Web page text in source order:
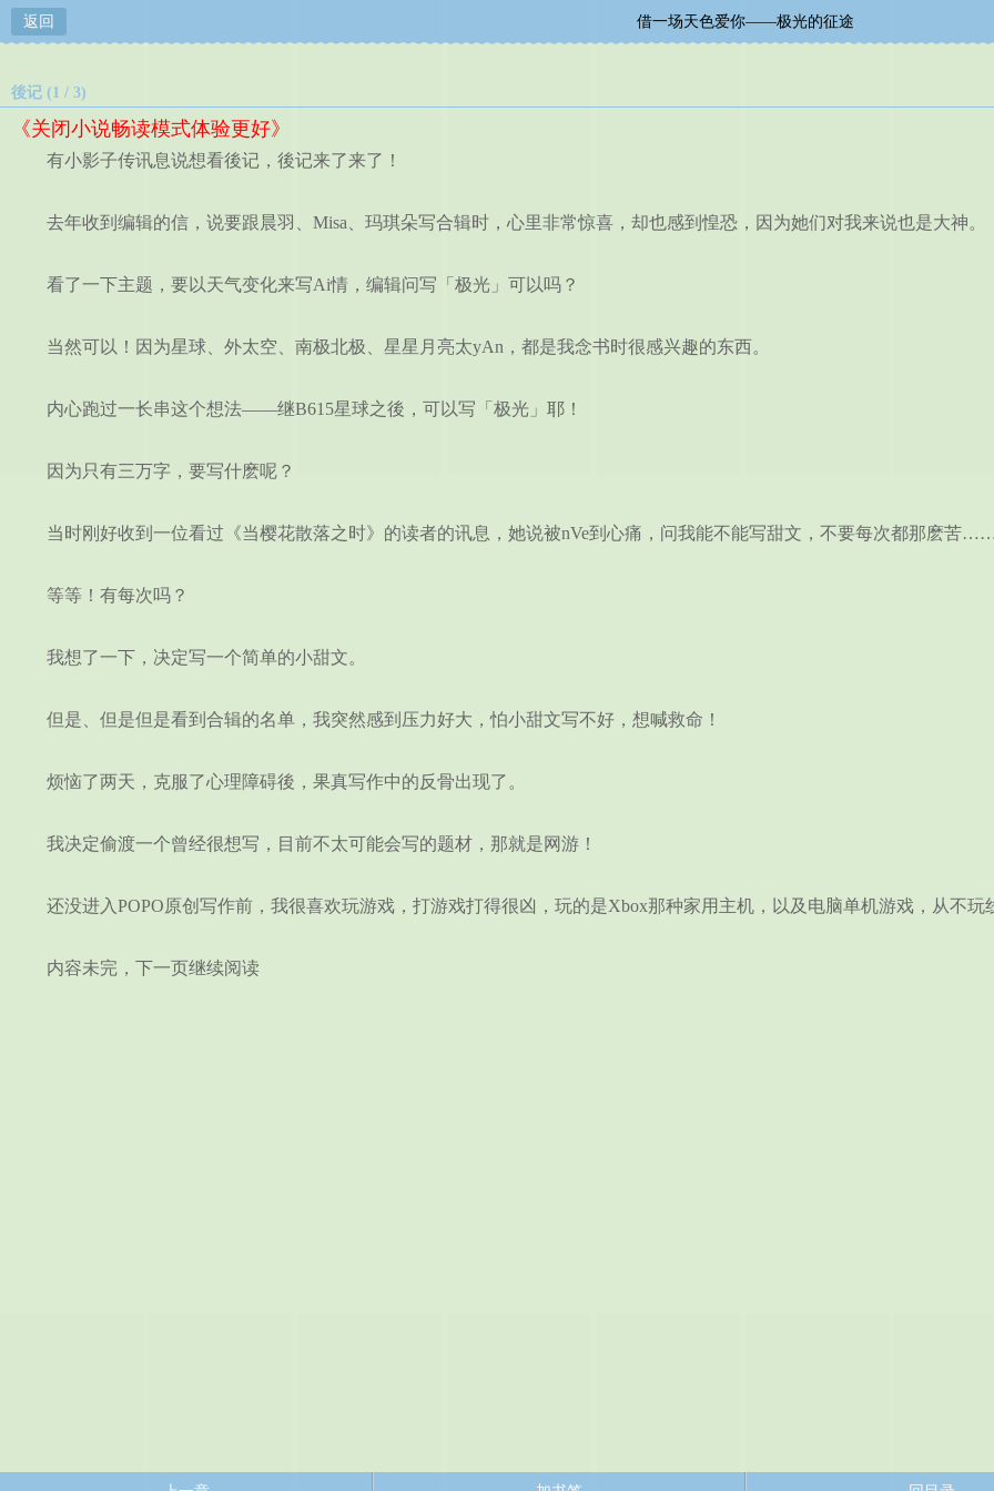
返回 借一场天色爱你——极光的征途
後记 (1 / 3)
《关闭小说畅读模式体验更好》
有小影子传讯息说想看後记，後记来了来了！
去年收到编辑的信，说要跟晨羽、Misa、玛琪朵写合辑时，心里非常惊喜，却也感到惶恐，因为她们对我来说也是大神。
看了一下主题，要以天气变化来写Ai情，编辑问写「极光」可以吗？
当然可以！因为星球、外太空、南极北极、星星月亮太yAn，都是我念书时很感兴趣的东西。
内心跑过一长串这个想法——继B615星球之後，可以写「极光」耶！
因为只有三万字，要写什麽呢？
当时刚好收到一位看过《当樱花散落之时》的读者的讯息，她说被nVe到心痛，问我能不能写甜文，不要每次都那麽苦……
等等！有每次吗？
我想了一下，决定写一个简单的小甜文。
但是、但是但是看到合辑的名单，我突然感到压力好大，怕小甜文写不好，想喊救命！
烦恼了两天，克服了心理障碍後，果真写作中的反骨出现了。
我决定偷渡一个曾经很想写，目前不太可能会写的题材，那就是网游！
还没进入POPO原创写作前，我很喜欢玩游戏，打游戏打得很凶，玩的是Xbox那种家用主机，以及电脑单机游戏，从不玩
内容未完，下一页继续阅读